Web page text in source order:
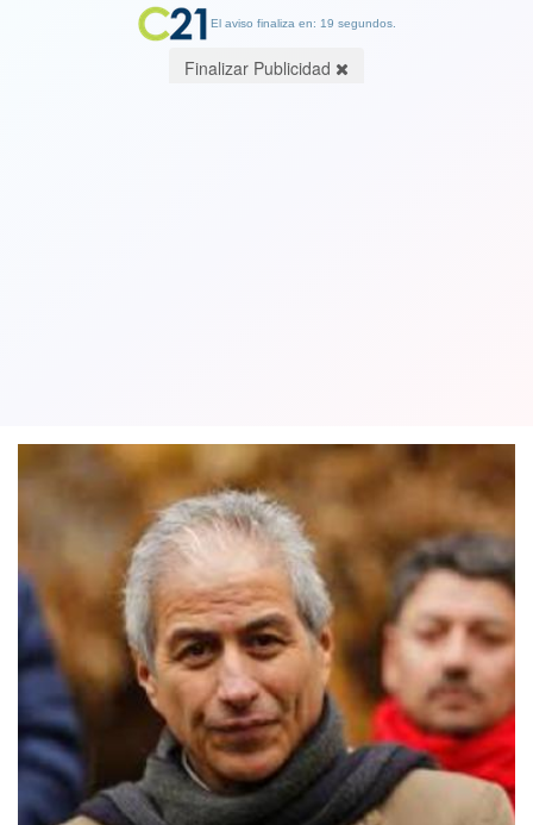
El aviso finaliza en: 19 segundos.
Finalizar Publicidad